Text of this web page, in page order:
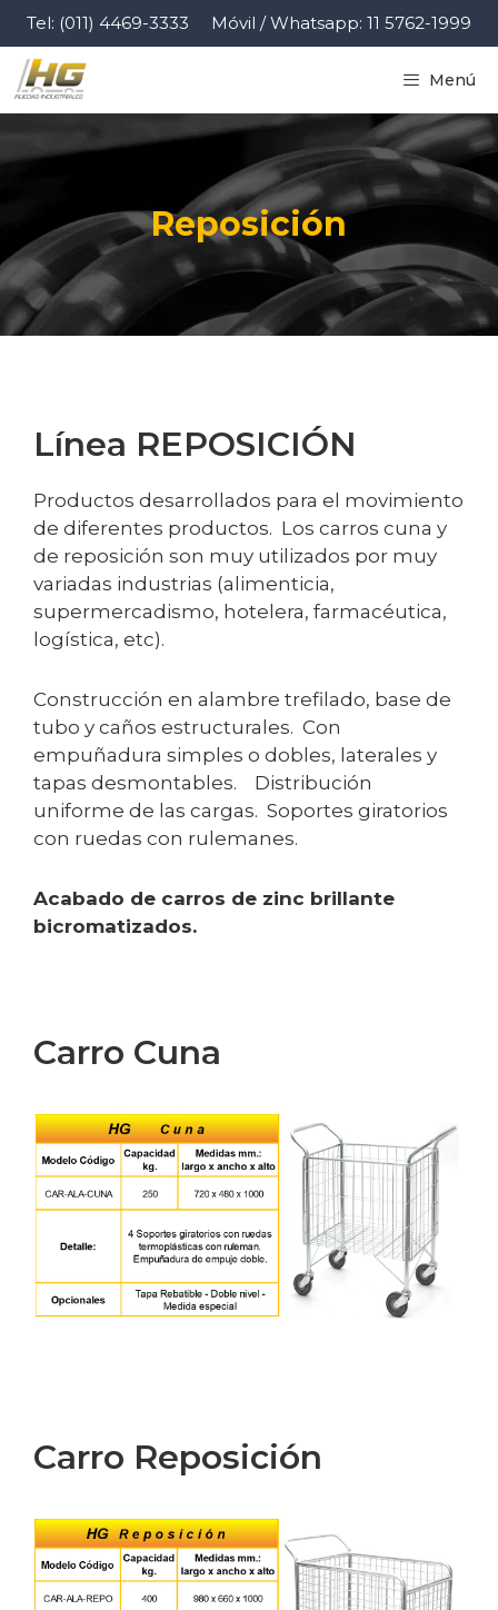
Tel: (011) 4469-3333 Móvil / Whatsapp: 11 5762-1999
Menú
Reposición
Línea REPOSICIÓN
Productos desarrollados para el movimiento
de diferentes productos. Los carros cuna y
de reposición son muy utilizados por muy
variadas industrias (alimenticia,
supermercadismo, hotelera, farmacéutica,
logística, etc).
Construcción en alambre trefilado, base de
tubo y caños estructurales. Con
empuñadura simples o dobles, laterales y
tapas desmontables. Distribución
uniforme de las cargas. Soportes giratorios
con ruedas con rulemanes.
Acabado de carros de zinc brillante
bicromatizados.
Carro Cuna
Carro Reposición